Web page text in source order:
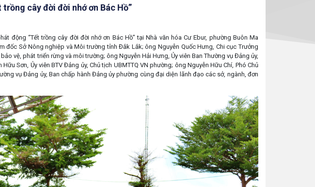
cây đời đời nhớ ơn Bác Hồ”
động “Tết trồng cây đời đời nhớ ơn Bác Hồ” tại Nhà văn hóa Cư Ebur, phường Buôn Ma
đốc Sở Nông nghiệp và Môi trường tỉnh Đắk Lắk; ông Nguyễn Quốc Hưng, Chi cục Trưởng
vệ, phát triển rừng và môi trường; ông Nguyễn Hải Hưng, Ủy viên Ban Thường vụ Đảng ủy,
Sơn, Ủy viên BTV Đảng ủy, Chủ tịch UBMTTQ VN phường; ông Nguyễn Hữu Chí, Phó Chủ
vụ Đảng ủy, Ban chấp hành Đảng ủy phường cùng đại diện lãnh đạo các sở, ngành, đơn